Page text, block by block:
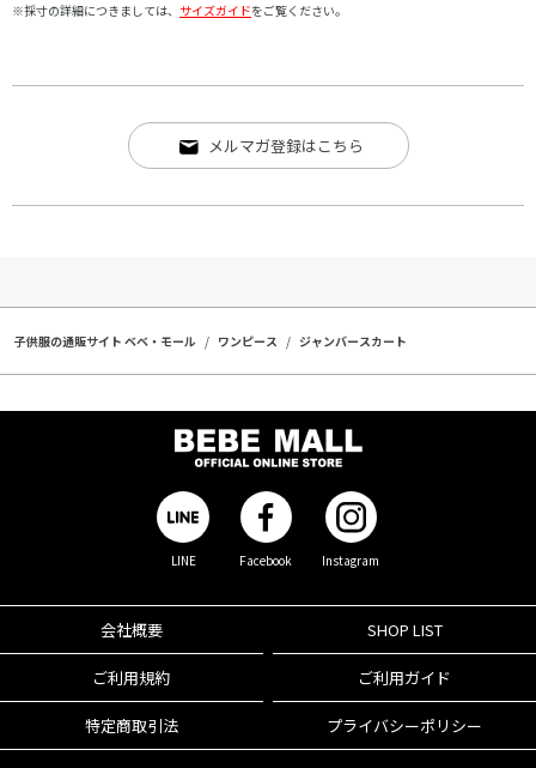
※採寸の詳細につきましては、 サイズガイドをご覧ください。
メルマガ登録はこちら
子供服の通販サイト ベベ・モール ワンピース ジャンバースカート
LINE Facebook Instagram
会社概要 SHOP LIST
ご利用規約 ご利用ガイド
特定商取引法 プライバシーポリシー